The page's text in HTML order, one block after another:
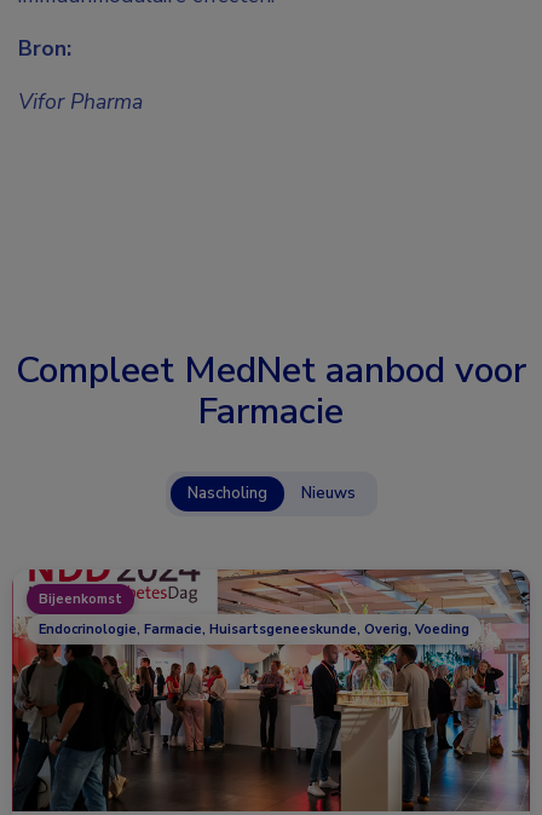
Bron:
Vifor Pharma
Compleet MedNet aanbod voor
Farmacie
Nascholing Nieuws
Bijeenkomst
Endocrinologie, Farmacie, Huisartsgeneeskunde, Overig, Voeding